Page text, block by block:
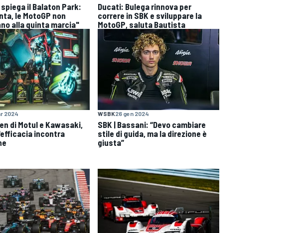
il Balaton Park:
le MotoGP non
alla quinta marcia"
Ducati: Bulega rinnova per
correre in SBK e sviluppare la
MotoGP, saluta Bautista
2024
di Motul e Kawasaki,
incontra
WSBK26 gen 2024
SBK | Bassani: “Devo cambiare
stile di guida, ma la direzione è
giusta”